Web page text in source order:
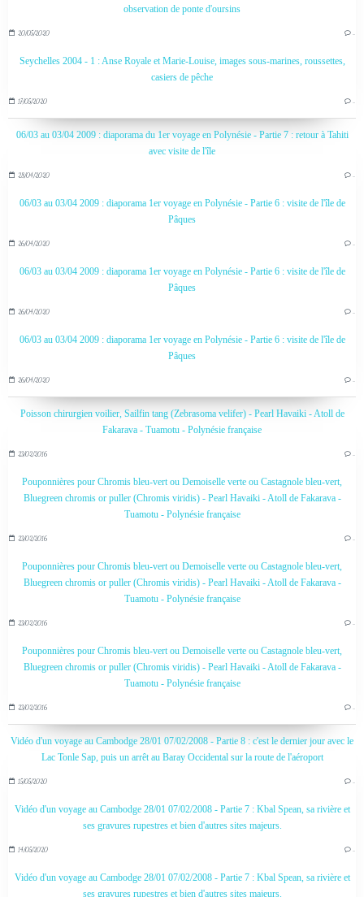
observation de ponte d'oursins
20/05/2020 …
Seychelles 2004 - 1 : Anse Royale et Marie-Louise, images sous-marines, roussettes,
casiers de pêche
17/05/2020 …
06/03 au 03/04 2009 : diaporama du 1er voyage en Polynésie - Partie 7 : retour à Tahiti
avec visite de l'île
28/04/2020 …
06/03 au 03/04 2009 : diaporama 1er voyage en Polynésie - Partie 6 : visite de l'île de
Pâques
26/04/2020 …
06/03 au 03/04 2009 : diaporama 1er voyage en Polynésie - Partie 6 : visite de l'île de
Pâques
26/04/2020 …
06/03 au 03/04 2009 : diaporama 1er voyage en Polynésie - Partie 6 : visite de l'île de
Pâques
26/04/2020 …
Poisson chirurgien voilier, Sailfin tang (Zebrasoma velifer) - Pearl Havaiki - Atoll de
Fakarava - Tuamotu - Polynésie française
23/02/2016 …
Pouponnières pour Chromis bleu-vert ou Demoiselle verte ou Castagnole bleu-vert,
Bluegreen chromis or puller (Chromis viridis) - Pearl Havaiki - Atoll de Fakarava -
Tuamotu - Polynésie française
23/02/2016 …
Pouponnières pour Chromis bleu-vert ou Demoiselle verte ou Castagnole bleu-vert,
Bluegreen chromis or puller (Chromis viridis) - Pearl Havaiki - Atoll de Fakarava -
Tuamotu - Polynésie française
23/02/2016 …
Pouponnières pour Chromis bleu-vert ou Demoiselle verte ou Castagnole bleu-vert,
Bluegreen chromis or puller (Chromis viridis) - Pearl Havaiki - Atoll de Fakarava -
Tuamotu - Polynésie française
23/02/2016 …
Vidéo d'un voyage au Cambodge 28/01 07/02/2008 - Partie 8 : c'est le dernier jour avec le
Lac Tonle Sap, puis un arrêt au Baray Occidental sur la route de l'aéroport
15/05/2020 …
Vidéo d'un voyage au Cambodge 28/01 07/02/2008 - Partie 7 : Kbal Spean, sa rivière et
ses gravures rupestres et bien d'autres sites majeurs.
14/05/2020 …
Vidéo d'un voyage au Cambodge 28/01 07/02/2008 - Partie 7 : Kbal Spean, sa rivière et
ses gravures rupestres et bien d'autres sites majeurs.